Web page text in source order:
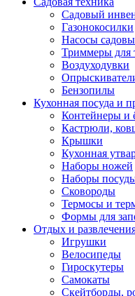
Садовый
Газонокосилки
Насосы
Триммеры для
Воздуходувки
Бензопилы
Кухонная посуда и
Контейнеры и
Кастрюли,
Крышки
Кухонная
Наборы ножей
Наборы
Сковороды
Термосы и
Формы для
Отдых и
Игрушки
Велосипеды
Гироскутеры
Самокаты
Скейтборды,